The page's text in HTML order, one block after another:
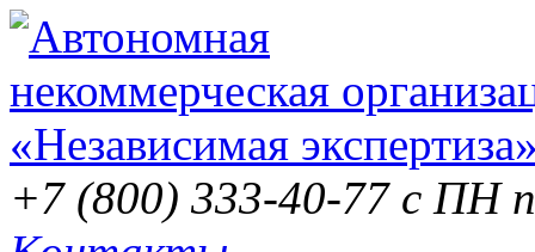
+7 (800) 333-40-77 с ПН